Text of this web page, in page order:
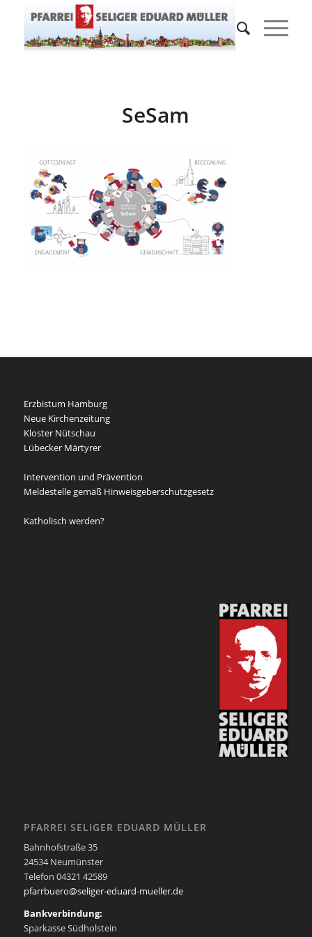
SeSam
Erzbistum Hamburg
Neue Kirchenzeitung
Kloster Nütschau
Lübecker Märtyrer
Intervention und Prävention
Meldestelle gemäß Hinweisgeberschutzgesetz
Katholisch werden?
PFARREI SELIGER EDUARD MÜLLER
Bahnhofstraße 35
24534 Neumünster
Telefon 04321 42589
pfarrbuero@seliger-eduard-mueller.de
Bankverbindung:
Sparkasse Südholstein